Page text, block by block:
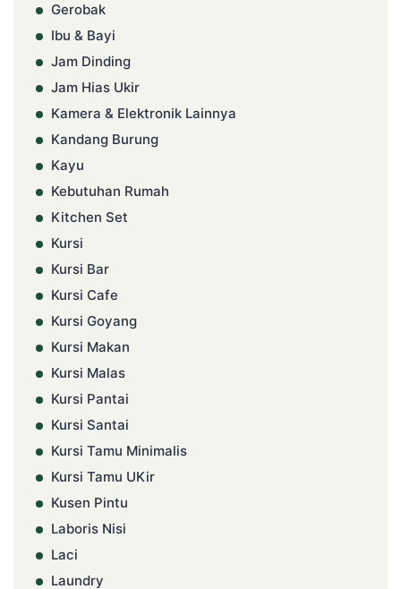
Gerobak
Ibu & Bayi
Jam Dinding
Jam Hias Ukir
Kamera & Elektronik Lainnya
Kandang Burung
Kayu
Kebutuhan Rumah
Kitchen Set
Kursi
Kursi Bar
Kursi Cafe
Kursi Goyang
Kursi Makan
Kursi Malas
Kursi Pantai
Kursi Santai
Kursi Tamu Minimalis
Kursi Tamu UKir
Kusen Pintu
Laboris Nisi
Laci
Laundry